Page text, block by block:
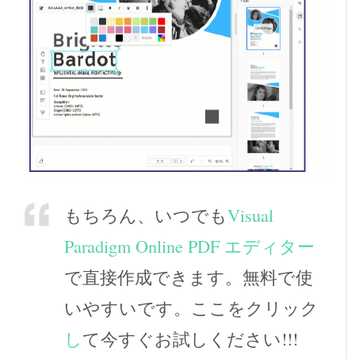
もちろん、いつでもVisual
Paradigm Online PDF エディター
で直接作成できます。無料で使
いやすいです。ここをクリック
して今すぐお試しください!!!